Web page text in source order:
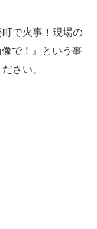
で火事！現場の
で！』という事
さい。